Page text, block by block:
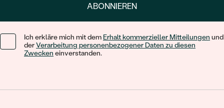
ABONNIEREN
Ich erkläre mich mit dem Erhalt kommerzieller Mitteilungen und
derVerarbeitung personenbezogener Daten zu diesen
Zwecken einverstanden.